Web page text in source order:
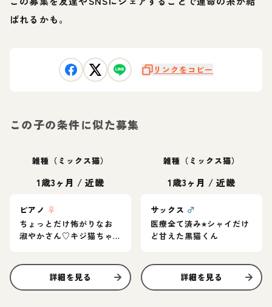
ばれるかも。
リンクをコピー
この子の条件に似た募集
雑種（ミックス猫）
1歳3ヶ月 /近畿
ピアノ ♀
ちょっとだけ怖がりなお
淑やかさん♡キジ猫ちゃ
詳細を見る
雑種（ミックス猫）
1歳3ヶ月 /近畿
サックス ♂
医療全て済み⭐︎シャイだけ
ど甘えた黒猫くん
詳細を見る